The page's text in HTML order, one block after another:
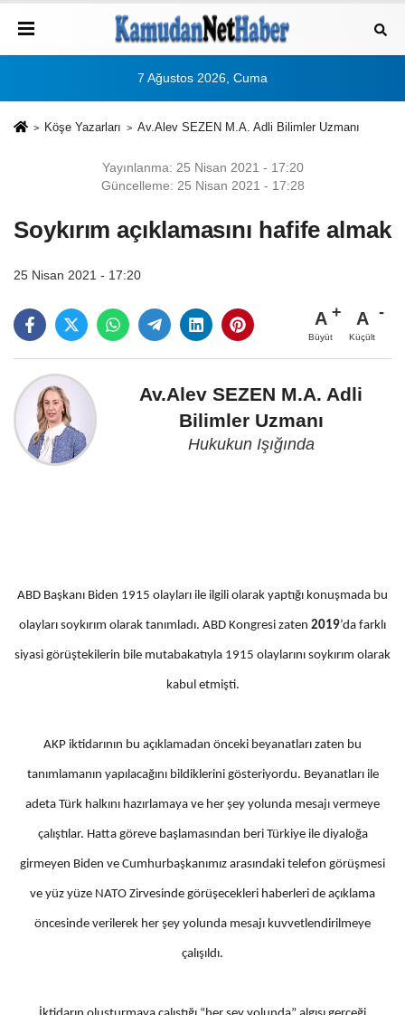
7 Ağustos 2026, Cuma
Köşe Yazarları Av.Alev SEZEN M.A. Adli Bilimler Uzmanı
Yayınlanma: 25 Nisan 2021 - 17:20
Güncelleme: 25 Nisan 2021 - 17:28
Soykırım açıklamasını hafife almak
25 Nisan 2021 - 17:20
A
Büyüt
A
Küçült
Av.Alev SEZEN M.A. Adli
Bilimler Uzmanı
Hukukun Işığında
ABD Başkanı Biden 1915 olayları ile ilgili olarak yaptığı konuşmada bu
olayları soykırım olarak tanımladı. ABD Kongresi zaten 2019’da farklı
siyasi görüştekilerin bile mutabakatıyla 1915 olaylarını soykırım olarak
kabul etmişti.
AKP iktidarının bu açıklamadan önceki beyanatları zaten bu
tanımlamanın yapılacağını bildiklerini gösteriyordu. Beyanatları ile
adeta Türk halkını hazırlamaya ve her şey yolunda mesajı vermeye
çalıştılar. Hatta göreve başlamasından beri Türkiye ile diyaloğa
girmeyen Biden ve Cumhurbaşkanımız arasındaki telefon görüşmesi
ve yüz yüze NATO Zirvesinde görüşecekleri haberleri de açıklama
öncesinde verilerek her şey yolunda mesajı kuvvetlendirilmeye
çalışıldı.